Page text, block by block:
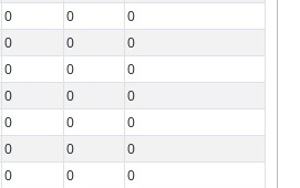
0 0
0
0 0
0
0 0
0
0 0
0
0 0
0
0 0
0
0 0
0